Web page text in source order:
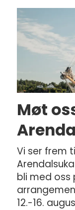
Møt
Vi ser frem
bli med oss
12.-16.